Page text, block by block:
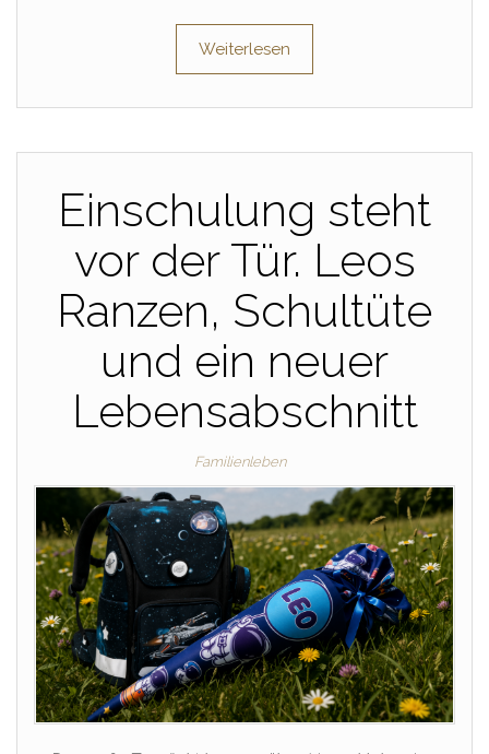
Weiterlesen
Einschulung steht
vor der Tür. Leos
Ranzen, Schultüte
und ein neuer
Lebensabschnitt
Familienleben